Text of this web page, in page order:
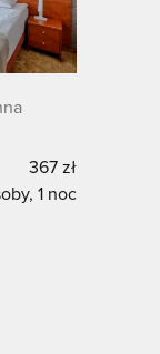
367 zł
1 noc